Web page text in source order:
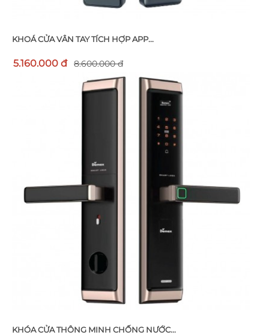
KHOÁ CỬA VÂN TAY TÍCH HỢP APP...
5.160.000 đ 8.600.000 đ
KHÓA CỬA THÔNG MINH CHỐNG NƯỚC...